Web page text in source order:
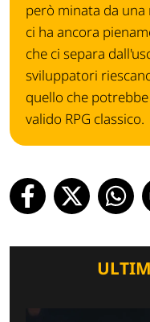
però minata da una
ci ha ancora
che ci separa
sviluppatori
quello che
valido RPG classico.